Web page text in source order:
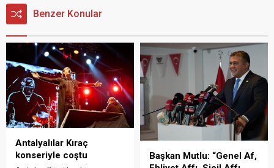
Benzer Konular
Antalyalılar Kıraç
konseriyle coştu
Başkan Mutlu: “Genel Af,